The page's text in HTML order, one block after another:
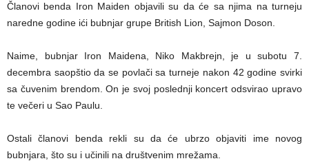
Članovi benda Iron Maiden objavili su da će sa njima na turneju
naredne godine ići bubnjar grupe British Lion, Sajmon Doson.
Naime, bubnjar Iron Maidena, Niko Makbrejn, je u subotu 7.
decembra saopštio da se povlači sa turneje nakon 42 godine svirki
sa čuvenim brendom. On je svoj poslednji koncert odsvirao upravo
te večeri u Sao Paulu.
Ostali članovi benda rekli su da će ubrzo objaviti ime novog
bubnjara, što su i učinili na društvenim mrežama.